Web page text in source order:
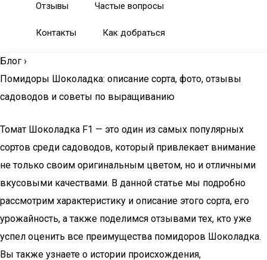
Отзывы Частые вопросы
Контакты Как добраться
Блог ›
Помидоры Шоколадка: описание сорта, фото, отзывы
садоводов и советы по выращиванию
Томат Шоколадка F1 — это один из самых популярных
сортов среди садоводов, который привлекает внимание
не только своим оригинальным цветом, но и отличными
вкусовыми качествами. В данной статье мы подробно
рассмотрим характеристику и описание этого сорта, его
урожайность, а также поделимся отзывами тех, кто уже
успел оценить все преимущества помидоров Шоколадка.
Вы также узнаете о истории происхождения,